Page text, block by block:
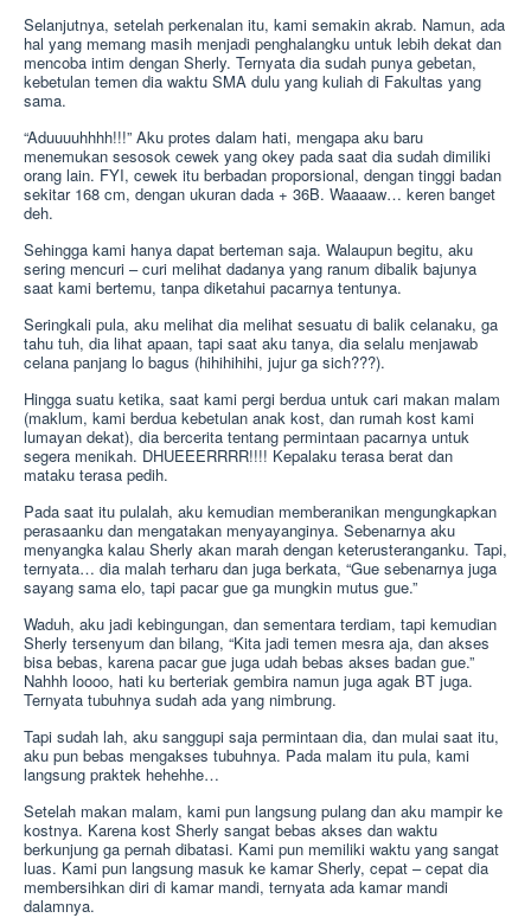
Selanjutnya, setelah perkenalan itu, kami semakin akrab. Namun, ada
hal yang memang masih menjadi penghalangku untuk lebih dekat dan
mencoba intim dengan Sherly. Ternyata dia sudah punya gebetan,
kebetulan temen dia waktu SMA dulu yang kuliah di Fakultas yang
sama.
“Aduuuuhhhh!!!” Aku protes dalam hati, mengapa aku baru
menemukan sesosok cewek yang okey pada saat dia sudah dimiliki
orang lain. FYI, cewek itu berbadan proporsional, dengan tinggi badan
sekitar 168 cm, dengan ukuran dada + 36B. Waaaaw… keren banget
deh.
Sehingga kami hanya dapat berteman saja. Walaupun begitu, aku
sering mencuri – curi melihat dadanya yang ranum dibalik bajunya
saat kami bertemu, tanpa diketahui pacarnya tentunya.
Seringkali pula, aku melihat dia melihat sesuatu di balik celanaku, ga
tahu tuh, dia lihat apaan, tapi saat aku tanya, dia selalu menjawab
celana panjang lo bagus (hihihihihi, jujur ga sich???).
Hingga suatu ketika, saat kami pergi berdua untuk cari makan malam
(maklum, kami berdua kebetulan anak kost, dan rumah kost kami
lumayan dekat), dia bercerita tentang permintaan pacarnya untuk
segera menikah. DHUEEERRRR!!!! Kepalaku terasa berat dan
mataku terasa pedih.
Pada saat itu pulalah, aku kemudian memberanikan mengungkapkan
perasaanku dan mengatakan menyayanginya. Sebenarnya aku
menyangka kalau Sherly akan marah dengan keterusteranganku. Tapi,
ternyata… dia malah terharu dan juga berkata, “Gue sebenarnya juga
sayang sama elo, tapi pacar gue ga mungkin mutus gue.”
Waduh, aku jadi kebingungan, dan sementara terdiam, tapi kemudian
Sherly tersenyum dan bilang, “Kita jadi temen mesra aja, dan akses
bisa bebas, karena pacar gue juga udah bebas akses badan gue.”
Nahhh loooo, hati ku berteriak gembira namun juga agak BT juga.
Ternyata tubuhnya sudah ada yang nimbrung.
Tapi sudah lah, aku sanggupi saja permintaan dia, dan mulai saat itu,
aku pun bebas mengakses tubuhnya. Pada malam itu pula, kami
langsung praktek hehehhe…
Setelah makan malam, kami pun langsung pulang dan aku mampir ke
kostnya. Karena kost Sherly sangat bebas akses dan waktu
berkunjung ga pernah dibatasi. Kami pun memiliki waktu yang sangat
luas. Kami pun langsung masuk ke kamar Sherly, cepat – cepat dia
membersihkan diri di kamar mandi, ternyata ada kamar mandi
dalamnya.